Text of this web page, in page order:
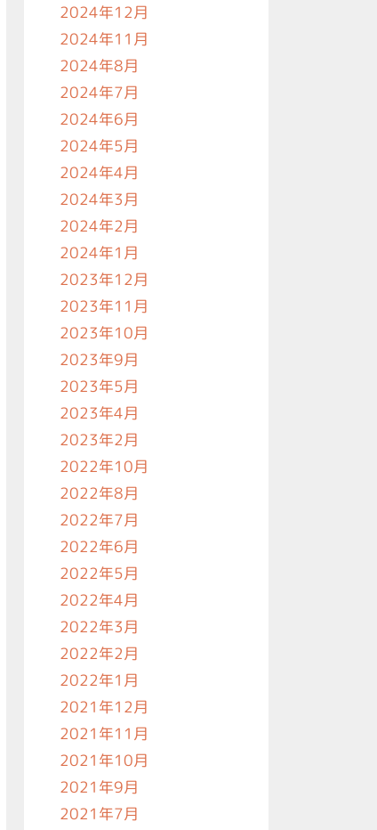
2024年12月
2024年11月
2024年8月
2024年7月
2024年6月
2024年5月
2024年4月
2024年3月
2024年2月
2024年1月
2023年12月
2023年11月
2023年10月
2023年9月
2023年5月
2023年4月
2023年2月
2022年10月
2022年8月
2022年7月
2022年6月
2022年5月
2022年4月
2022年3月
2022年2月
2022年1月
2021年12月
2021年11月
2021年10月
2021年9月
2021年7月